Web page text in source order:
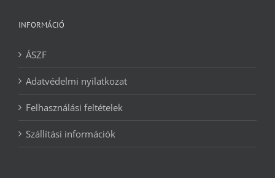
INFORMÁCIÓ
ÁSZF
Adatvédelmi nyilatkozat
Felhasználási feltételek
Szállítási információk